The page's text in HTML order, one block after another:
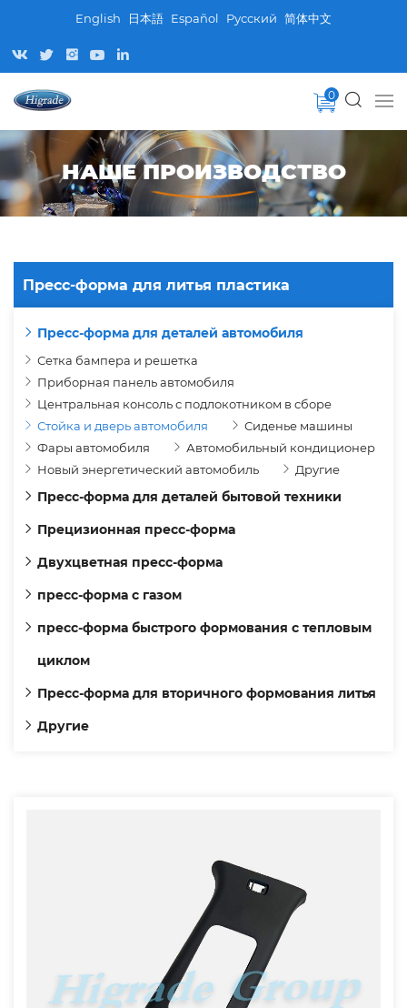
English 日本語 Español Pусский 简体中文
0
НАШЕ ПРОИЗВОДСТВО
Пресс-форма для литья пластика
Пресс-форма для деталей автомобиля
Сетка бампера и решетка
Приборная панель автомобиля
Центральная консоль с подлокотником в сборе
Стойка и дверь автомобиля
Сиденье машины
Фары автомобиля
Автомобильный кондиционер
Новый энергетический автомобиль
Другие
Пресс-форма для деталей бытовой техники
Прецизионная пресс-форма
Двухцветная пресс-форма
пресс-форма с газом
пресс-форма быстрого формования с тепловым
циклом
Пресс-форма для вторичного формования литья
Другие